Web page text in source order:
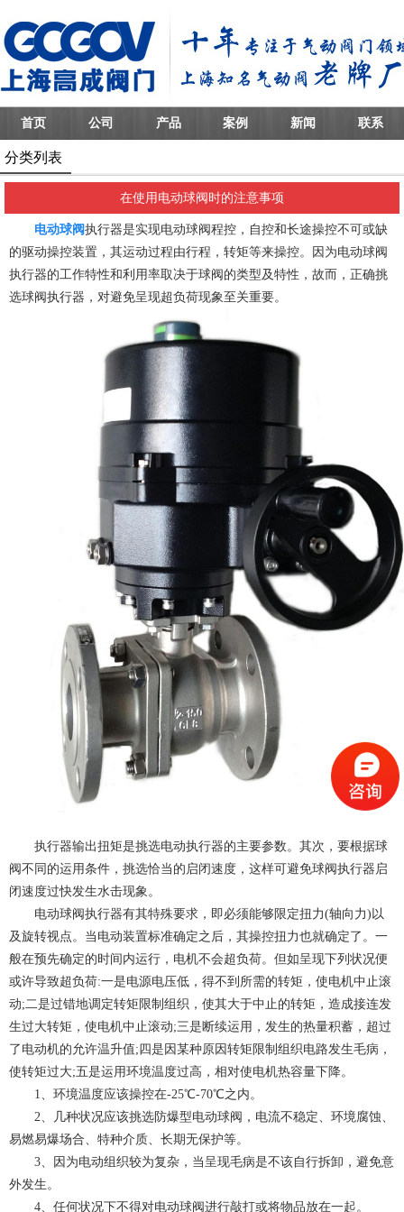
首页 公司 产品 案例 新闻 联系
分类列表
在使用电动球阀时的注意事项
电动球阀执行器是实现电动球阀程控，自控和长途操控不可或缺
的驱动操控装置，其运动过程由行程，转矩等来操控。因为电动球阀
执行器的工作特性和利用率取决于球阀的类型及特性，故而，正确挑
选球阀执行器，对避免呈现超负荷现象至关重要。
执行器输出扭矩是挑选电动执行器的主要参数。其次，要根据球
阀不同的运用条件，挑选恰当的启闭速度，这样可避免球阀执行器启
闭速度过快发生水击现象。
电动球阀执行器有其特殊要求，即必须能够限定扭力(轴向力)以
及旋转视点。当电动装置标准确定之后，其操控扭力也就确定了。一
般在预先确定的时间内运行，电机不会超负荷。但如呈现下列状况便
或许导致超负荷:一是电源电压低，得不到所需的转矩，使电机中止滚
动;二是过错地调定转矩限制组织，使其大于中止的转矩，造成接连发
生过大转矩，使电机中止滚动;三是断续运用，发生的热量积蓄，超过
了电动机的允许温升值;四是因某种原因转矩限制组织电路发生毛病，
使转矩过大;五是运用环境温度过高，相对使电机热容量下降。
1、环境温度应该操控在-25℃-70℃之内。
2、几种状况应该挑选防爆型电动球阀，电流不稳定、环境腐蚀、
易燃易爆场合、特种介质、长期无保护等。
3、因为电动组织较为复杂，当呈现毛病是不该自行拆卸，避免意
外发生。
4、任何状况下不得对电动球阀进行敲打或将物品放在一起。